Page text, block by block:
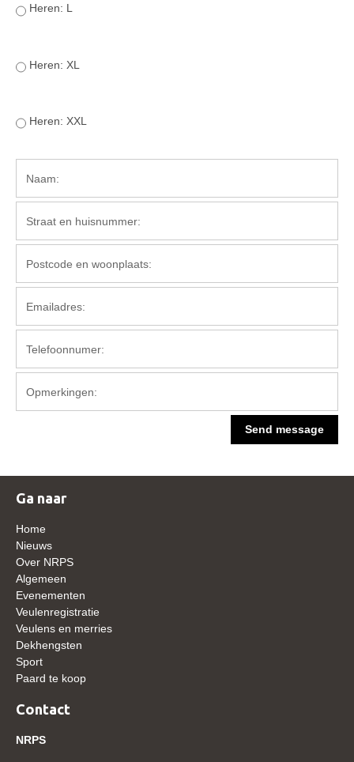
Heren: L
Heren: XL
Heren: XXL
Send message
Ga naar
Home
Nieuws
Over NRPS
Algemeen
Evenementen
Veulenregistratie
Veulens en merries
Dekhengsten
Sport
Paard te koop
Contact
NRPS